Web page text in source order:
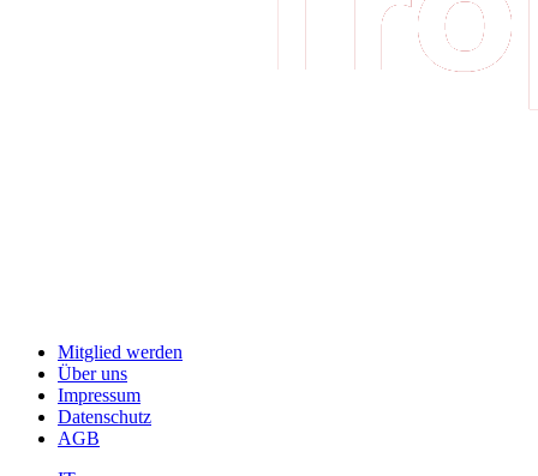
Mitglied werden
Über uns
Impressum
Datenschutz
AGB